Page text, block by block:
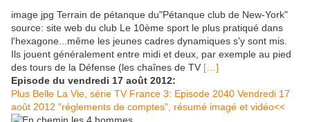
image jpg Terrain de pétanque du"Pétanque club de New-York"
source: site web du club Le 10ème sport le plus pratiqué dans
l'hexagone...même les jeunes cadres dynamiques s'y sont mis.
Ils jouent généralement entre midi et deux, par exemple au pied
des tours de la Défense (les chaînes de TV […]
Episode du vendredi 17 août 2012:
Plus Belle La Vie, série TV France 3: Episode 2040 Vendredi 17
août 2012 "réglements de comptes", résumé imagé et vidéo<<